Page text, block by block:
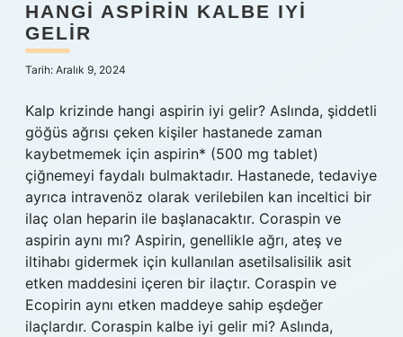
Hakkımızda
HANGI ASPIRIN KALBE IYI
GELIR
Tarih: Aralık 9, 2024
Kalp krizinde hangi aspirin iyi gelir? Aslında, şiddetli
göğüs ağrısı çeken kişiler hastanede zaman
kaybetmemek için aspirin* (500 mg tablet)
çiğnemeyi faydalı bulmaktadır. Hastanede, tedaviye
ayrıca intravenöz olarak verilebilen kan inceltici bir
ilaç olan heparin ile başlanacaktır. Coraspin ve
aspirin aynı mı? Aspirin, genellikle ağrı, ateş ve
iltihabı gidermek için kullanılan asetilsalisilik asit
etken maddesini içeren bir ilaçtır. Coraspin ve
Ecopirin aynı etken maddeye sahip eşdeğer
ilaçlardır. Coraspin kalbe iyi gelir mi? Aslında,